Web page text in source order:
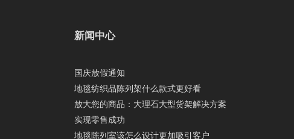
新闻中心
国庆放假通知
地毯纺织品陈列架什么款式更好看
放大您的商品：大理石大型货架解决方案
实现零售成功
地毯陈列室该怎么设计更加吸引客户